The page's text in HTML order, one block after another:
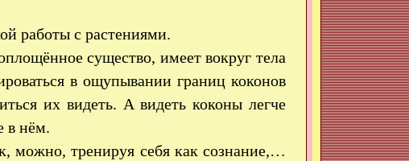
работы с растениями.
существо, имеет вокруг тела
в ощупывании границ коконов
их видеть. А видеть коконы легче
в нём.
можно, тренируя себя как сознание,…